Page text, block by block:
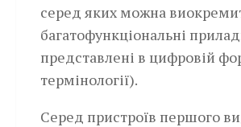
серед яких можна
багатофункціональні
представле­ні в цифровій
термінології).
Серед пристроїв першого­